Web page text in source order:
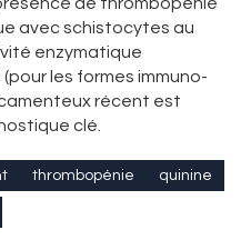
de thrombopénie
avec schistocytes au
enzymatique
les formes immuno-
récent est
clé.
thrombopénie quinine